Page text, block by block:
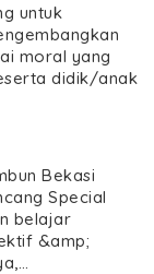
untuk
moral yang
didik/anak
Bekasi
Special
belajar
&amp;